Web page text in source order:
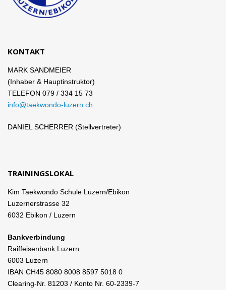
KONTAKT
MARK SANDMEIER
(Inhaber & Hauptinstruktor)
TELEFON 079 / 334 15 73
info@taekwondo-luzern.ch
DANIEL SCHERRER (Stellvertreter)
TRAININGSLOKAL
Kim Taekwondo Schule Luzern/Ebikon
Luzernerstrasse 32
6032 Ebikon / Luzern
Bankverbindung
Raiffeisenbank Luzern
6003 Luzern
IBAN CH45 8080 8008 8597 5018 0
Clearing-Nr. 81203 / Konto Nr. 60-2339-7